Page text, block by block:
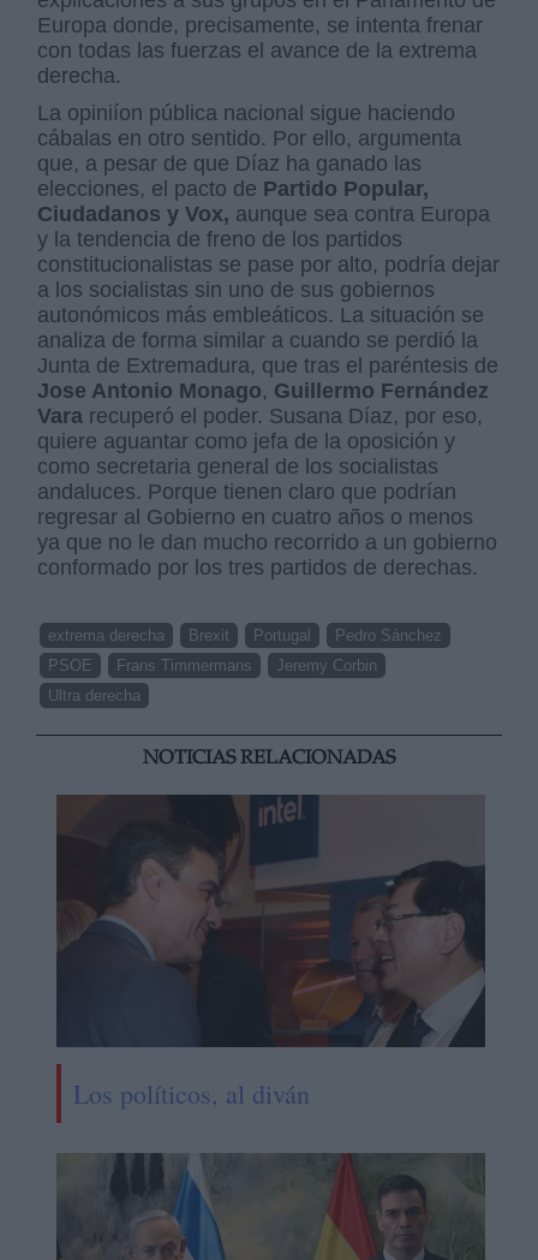
Europa donde, precisamente, se intenta frenar
con todas las fuerzas el avance de la extrema
derecha.
La opiniíon pública nacional sigue haciendo
cábalas en otro sentido. Por ello, argumenta
que, a pesar de que Díaz ha ganado las
elecciones, el pacto de Partido Popular,
Ciudadanos y Vox, aunque sea contra Europa
y la tendencia de freno de los partidos
constitucionalistas se pase por alto, podría dejar
a los socialistas sin uno de sus gobiernos
autonómicos más embleáticos. La situación se
analiza de forma similar a cuando se perdió la
Junta de Extremadura, que tras el paréntesis de
Jose Antonio Monago, Guillermo Fernández
Vara recuperó el poder. Susana Díaz, por eso,
quiere aguantar como jefa de la oposición y
como secretaria general de los socialistas
andaluces. Porque tienen claro que podrían
regresar al Gobierno en cuatro años o menos
ya que no le dan mucho recorrido a un gobierno
conformado por los tres partidos de derechas.
extrema derecha Brexit Portugal
Pedro Sánchez
PSOE
Frans Timmermans
Jeremy Corbin
Ultra derecha
NOTICIAS RELACIONADAS
Los políticos, al diván